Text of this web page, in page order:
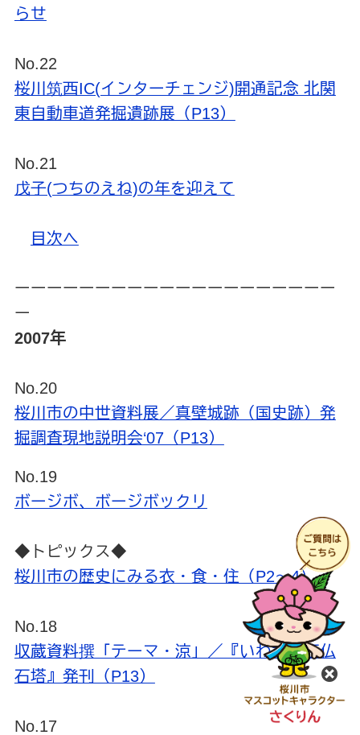
らせ
No.22
桜川筑西IC(インターチェンジ)開通記念 北関
東自動車道発掘遺跡展（P13）
No.21
戊子(つちのえね)の年を迎えて
目次へ
ーーーーーーーーーーーーーーーーーーーー
ー
2007年
No.20
桜川市の中世資料展／真壁城跡（国史跡）発
掘調査現地説明会‘07（P13）
No.19
ボージボ、ボージボックリ
◆トピックス◆
桜川市の歴史にみる衣・食・住（P2～4）
No.18
収蔵資料撰「テーマ・涼」／『いわせの石仏
石塔』発刊（P13）
No.17